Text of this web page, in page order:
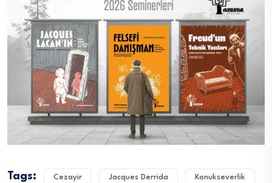
Tags: Cezayir Jacques Derrida Konukseverlik